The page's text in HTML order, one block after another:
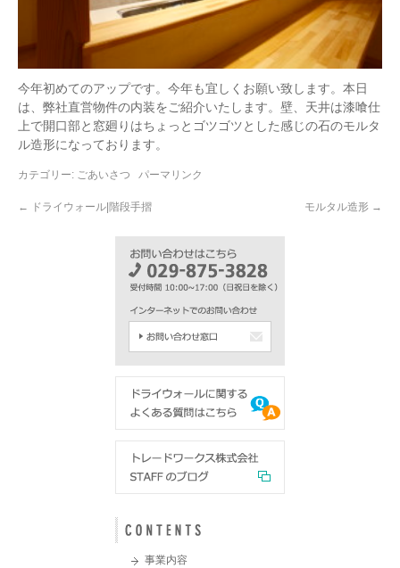
今年初めてのアップです。今年も宜しくお願い致します。本日
は、弊社直営物件の内装をご紹介いたします。壁、天井は漆喰仕
上で開口部と窓廻りはちょっとゴツゴツとした感じの石のモルタ
ル造形になっております。
カテゴリー: ごあいさつ パーマリンク
← ドライウォール|階段手摺 モルタル造形 →
事業内容